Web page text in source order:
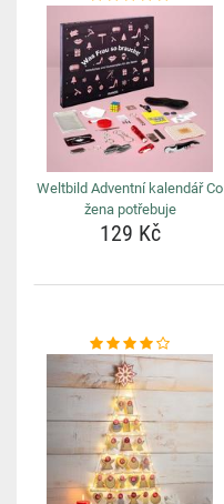
Weltbild Adventní kalendář Co
žena potřebuje
129 Kč